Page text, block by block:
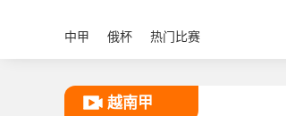
中甲 俄杯 热门比赛
越南甲